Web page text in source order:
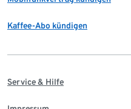
Kaffee-Abo kündigen
Service & Hilfe